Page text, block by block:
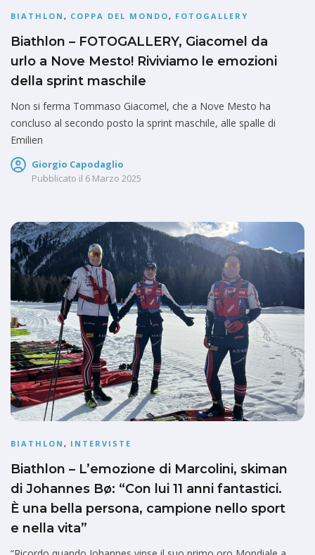
BIATHLON , COPPA DEL MONDO, FOTOGALLERY
Biathlon – FOTOGALLERY, Giacomel da
urlo a Nove Mesto! Riviviamo le emozioni
della sprint maschile
Non si ferma Tommaso Giacomel, che a Nove Mesto ha
concluso al secondo posto la sprint maschile, alle spalle di
Emilien
Giorgio Capodaglio
Pubblicato il 6 Marzo 2025
BIATHLON , INTERVISTE
Biathlon – L’emozione di Marcolini, skiman
di Johannes Bø: “Con lui 11 anni fantastici.
È una bella persona, campione nello sport
e nella vita”